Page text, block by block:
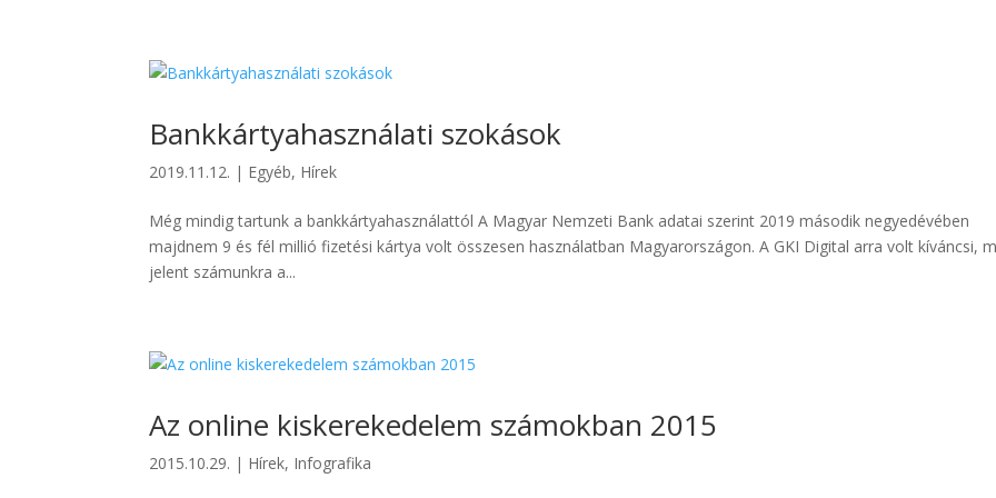
Bankkártyahasználati szokások
2019.11.12. | Egyéb, Hírek
Még mindig tartunk a bankkártyahasználattól A Magyar Nemzeti Bank adatai szerint 2019 második negyedévében
majdnem 9 és fél millió fizetési kártya volt összesen használatban Magyarországon. A GKI Digital arra volt kíváncsi,
jelent számunkra a...
Az online kiskerekedelem számokban 2015
2015.10.29. | Hírek, Infografika